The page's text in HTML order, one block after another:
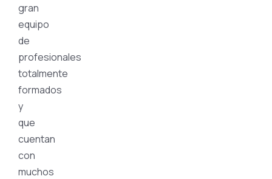
gran
equipo
de
profesionales
totalmente
formados
y
que
cuentan
con
muchos